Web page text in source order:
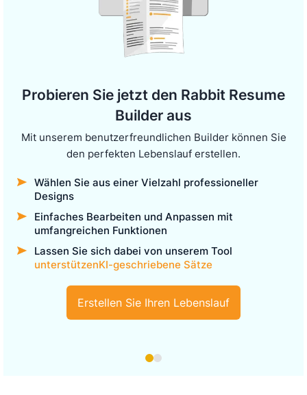
Probieren Sie jetzt den Rabbit Resume
Builder aus
Mit unserem benutzerfreundlichen Builder können Sie
den perfekten Lebenslauf erstellen.
Wählen Sie aus einer Vielzahl professioneller
Designs
Einfaches Bearbeiten und Anpassen mit
umfangreichen Funktionen
Lassen Sie sich dabei von unserem Tool
unterstützenKI-geschriebene Sätze
Erstellen Sie Ihren Lebenslauf